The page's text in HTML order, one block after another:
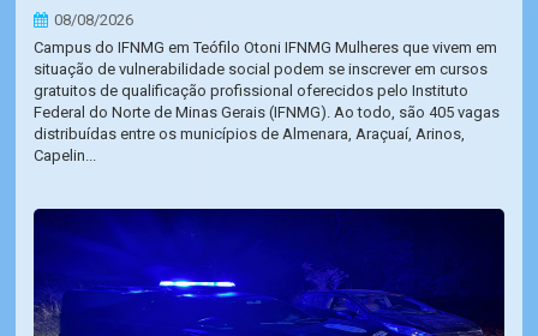
08/08/2026
Campus do IFNMG em Teófilo Otoni IFNMG Mulheres que vivem em
situação de vulnerabilidade social podem se inscrever em cursos
gratuitos de qualificação profissional oferecidos pelo Instituto
Federal do Norte de Minas Gerais (IFNMG). Ao todo, são 405 vagas
distribuídas entre os municípios de Almenara, Araçuaí, Arinos,
Capelin...